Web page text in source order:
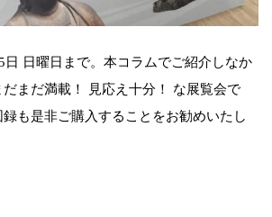
日 日曜日まで。本コラムでご紹介しなか
まだ満載！ 見応え十分！ な展覧会で
も是非ご購入することをお勧めいたし